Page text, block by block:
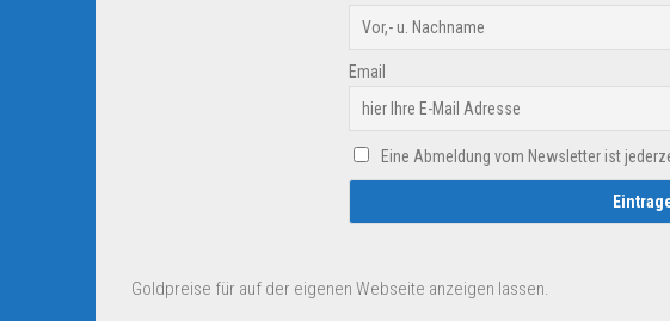
Email
Eine Abmeldung vom Newsletter ist
Goldpreise für auf der eigenen Webseite anzeigen lassen.